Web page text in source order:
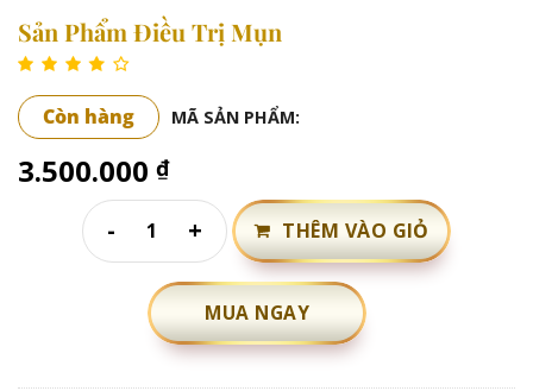
Sản Phẩm Điều Trị Mụn
Còn hàng MÃ SẢN PHẨM:
3.500.000 ₫
Sản Phẩm Điều Trị Mụn số lượng
THÊM VÀO GIỎ
MUA NGAY